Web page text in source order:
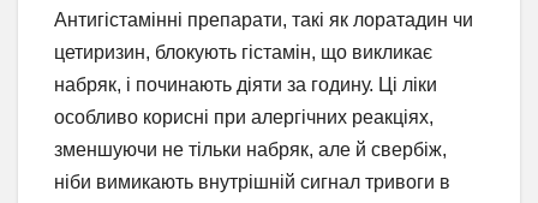
Антигістамінні препарати, такі як лоратадин чи
цетиризин, блокують гістамін, що викликає
набряк, і починають діяти за годину. Ці ліки
особливо корисні при алергічних реакціях,
зменшуючи не тільки набряк, але й свербіж,
ніби вимикають внутрішній сигнал тривоги в